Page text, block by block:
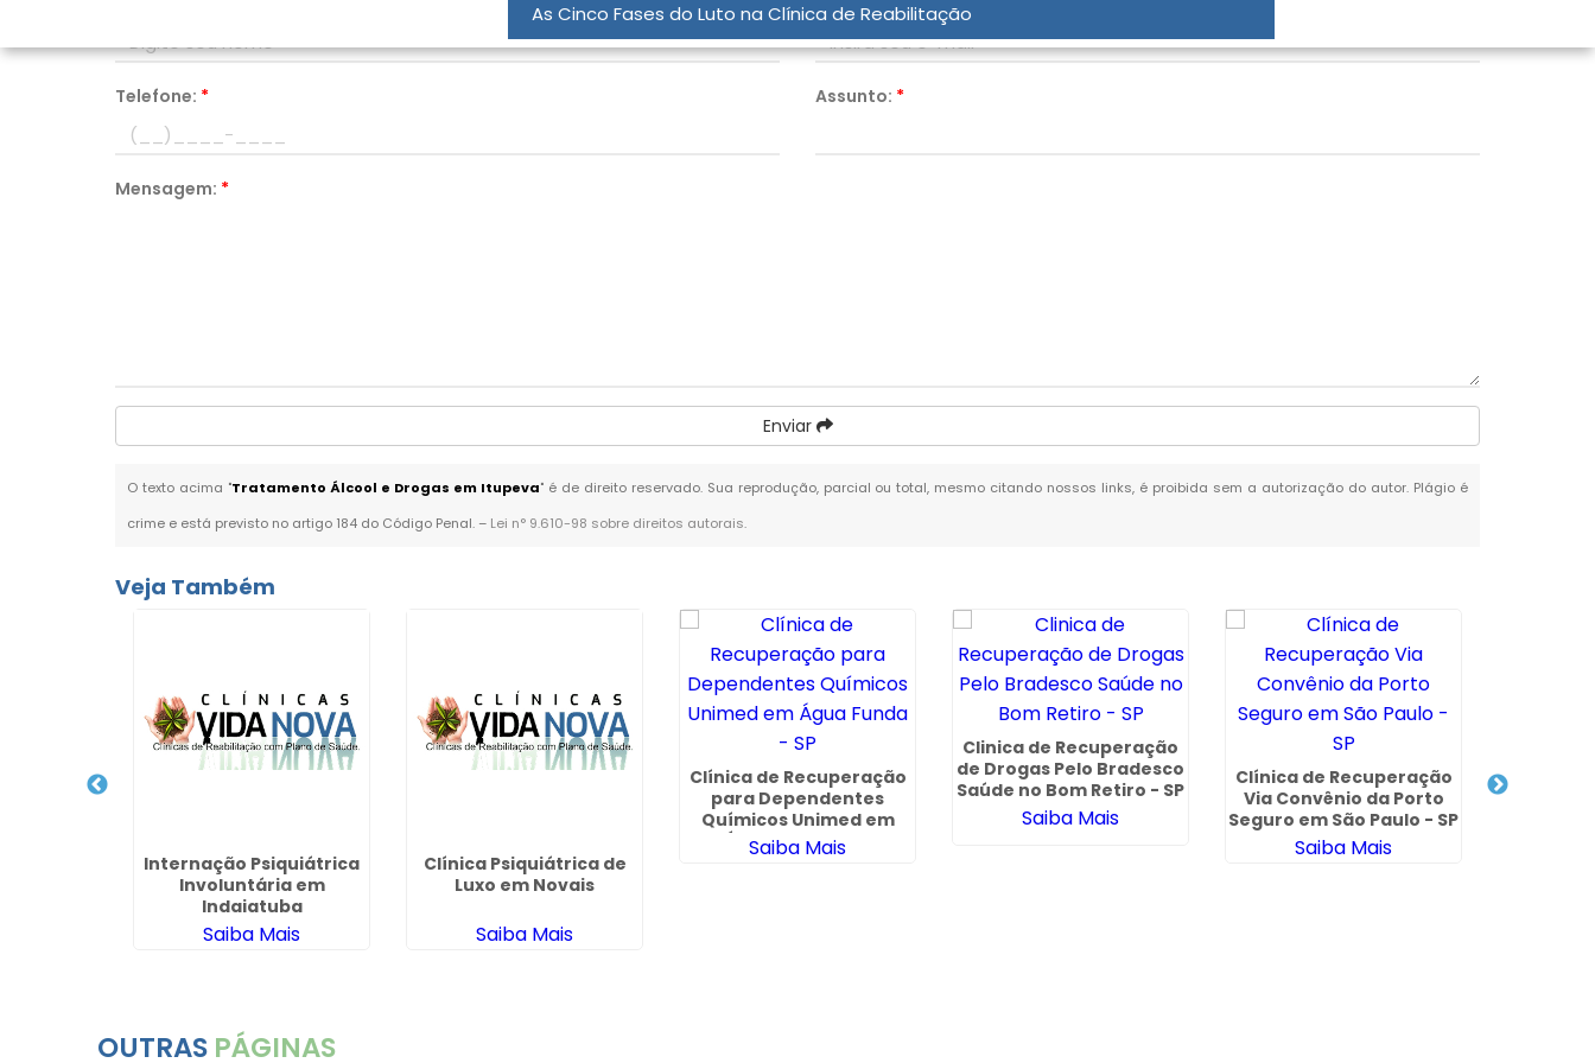
As Cinco Fases do Luto na Clínica de Reabilitação
Telefone: * Assunto: *
Mensagem: *
Enviar
O texto acima "Tratamento Álcool e Drogas em Itupeva" é de direito reservado. Sua reprodução, parcial ou total, mesmo citando nossos links, é proibida sem a autorização do autor. Plágio é
crime e está previsto no artigo 184 do Código Penal. – Lei n° 9.610-98 sobre direitos autorais.
Veja Também
Internação Psiquiátrica
Involuntária em
Indaiatuba
Saiba Mais
Clínica Psiquiátrica de
Luxo em Novais
Saiba Mais
Clínica de Recuperação
para Dependentes
Químicos Unimed em
Água Funda - SP
Saiba Mais
Clinica de Recuperação
de Drogas Pelo Bradesco
Saúde no Bom Retiro - SP
Saiba Mais
Clínica de Recuperação
Via Convênio da Porto
Seguro em São Paulo - SP
Saiba Mais
de
OUTRAS PÁGINAS